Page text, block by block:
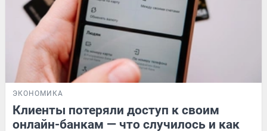
ЭКОНОМИКА
Клиенты потеряли доступ к своим
онлайн-банкам — что случилось и как